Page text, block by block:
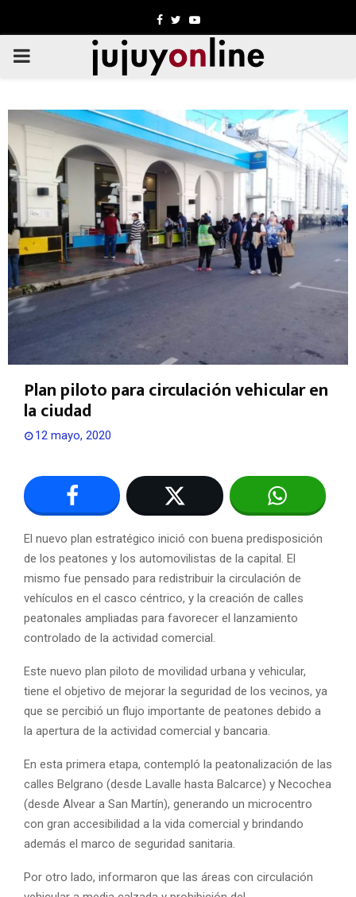
Facebook
TwitterYoutube
PRIMARY
Plan piloto para circulación vehicular en
la ciudad
12 mayo, 2020
El nuevo plan estratégico inició con buena predisposición
de los peatones y los automovilistas de la capital. El
mismo fue pensado para redistribuir la circulación de
vehículos en el casco céntrico, y la creación de calles
peatonales ampliadas para favorecer el lanzamiento
controlado de la actividad comercial.
Este nuevo plan piloto de movilidad urbana y vehicular,
tiene el objetivo de mejorar la seguridad de los vecinos, ya
que se percibió un flujo importante de peatones debido a
la apertura de la actividad comercial y bancaria.
En esta primera etapa, contempló la peatonalización de las
calles Belgrano (desde Lavalle hasta Balcarce) y Necochea
(desde Alvear a San Martín), generando un microcentro
con gran accesibilidad a la vida comercial y brindando
además el marco de seguridad sanitaria.
Por otro lado, informaron que las áreas con circulación